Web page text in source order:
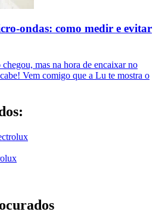
ondas: como medir e evitar
mas na hora de encaixar no
Vem comigo que a Lu te mostra o